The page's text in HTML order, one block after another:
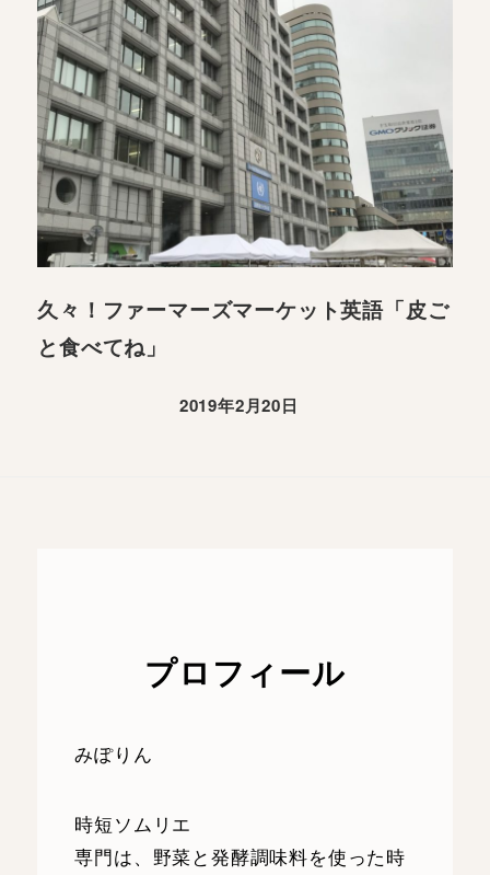
久々！ファーマーズマーケット英語「皮ご
と食べてね」
2019年2月20日
プロフィール
みぽりん
時短ソムリエ
専門は、野菜と発酵調味料を使った時